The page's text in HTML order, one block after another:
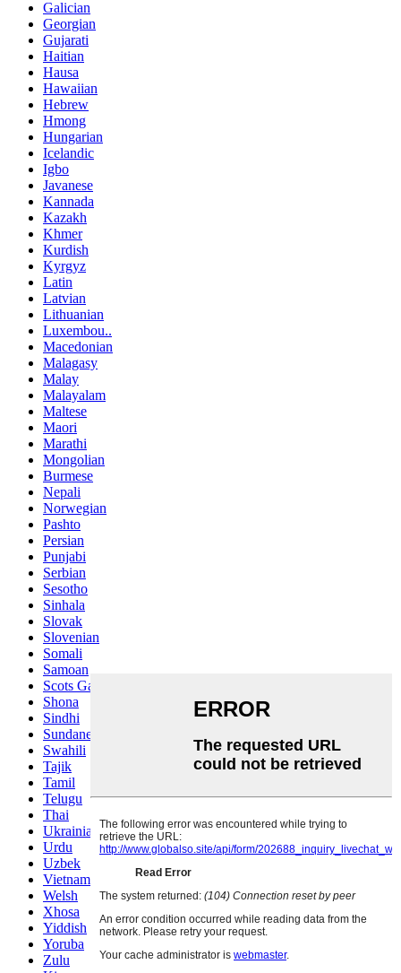
Galician
Georgian
Gujarati
Haitian
Hausa
Hawaiian
Hebrew
Hmong
Hungarian
Icelandic
Igbo
Javanese
Kannada
Kazakh
Khmer
Kurdish
Kyrgyz
Latin
Latvian
Lithuanian
Luxembou..
Macedonian
Malagasy
Malay
Malayalam
Maltese
Maori
Marathi
Mongolian
Burmese
Nepali
Norwegian
Pashto
Persian
Punjabi
Serbian
Sesotho
Sinhala
Slovak
Slovenian
Somali
Samoan
Scots Gaelic
Shona
Sindhi
Sundanese
Swahili
Tajik
Tamil
Telugu
Thai
Ukrainian
Urdu
Uzbek
Vietnamese
Welsh
Xhosa
Yiddish
Yoruba
Zulu